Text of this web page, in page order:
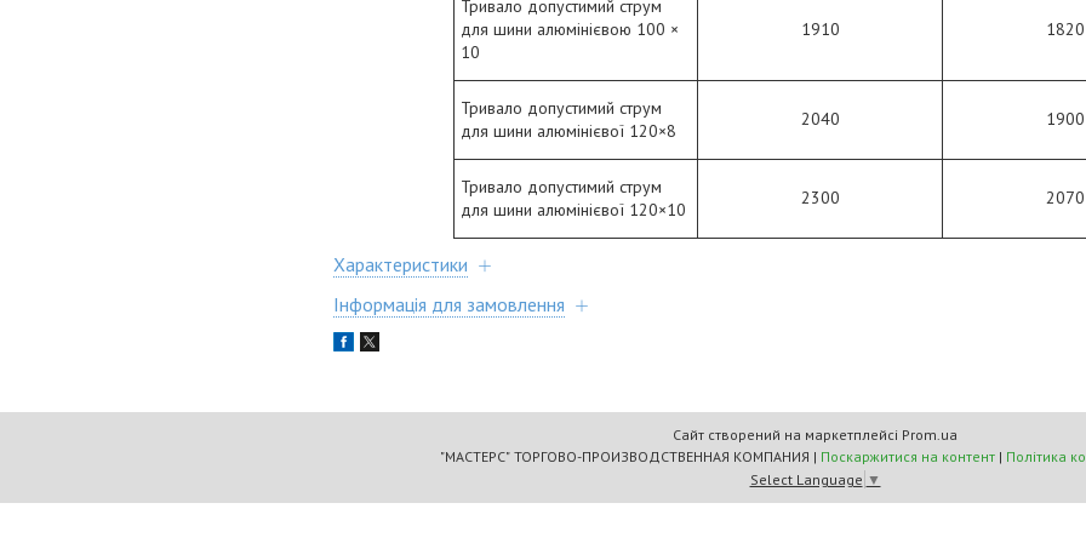
Тривало допустимий струм
для шини алюмінієвою 100 ×
10
1910 1820
Тривало допустимий струм
для шини алюмінієвої 120×8
2040 1900
Тривало допустимий струм
для шини алюмінієвої 120×10
2300 2070
Характеристики
Інформація для замовлення
Сайт створений на маркетплейсі Prom.ua
"МАСТЕРС" ТОРГОВО-ПРОИЗВОДСТВЕННАЯ КОМПАНИЯ | Поскаржитися на контент | Політика
Select Language ▼